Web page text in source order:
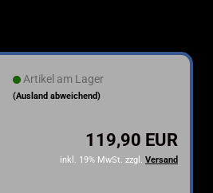
Artikel am Lager
(Ausland abweichend)
119,90 EUR
inkl. 19% MwSt. zzgl. Versand